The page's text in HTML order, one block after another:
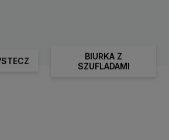
BIURKA Z
SZUFLADAMI